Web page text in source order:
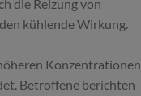
die Reizung von
kühlende Wirkung.
Konzentrationen
Betroffene berichten